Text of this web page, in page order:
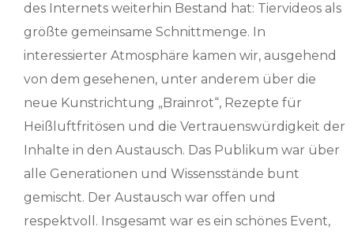
des Internets weiterhin Bestand hat: Tiervideos als
größte gemeinsame Schnittmenge. In
interessierter Atmosphäre kamen wir, ausgehend
von dem gesehenen, unter anderem über die
neue Kunstrichtung „Brainrot“, Rezepte für
Heißluftfritösen und die Vertrauenswürdigkeit der
Inhalte in den Austausch. Das Publikum war über
alle Generationen und Wissensstände bunt
gemischt. Der Austausch war offen und
respektvoll. Insgesamt war es ein schönes Event,